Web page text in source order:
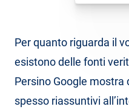
Per quanto riguarda il
esistono delle fonti
Persino Google
spesso riassuntivi